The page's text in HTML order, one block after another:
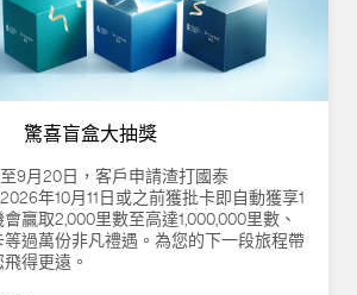
驚喜盲盒大抽獎
9月20日，客戶申請渣打國泰
年10月11日或之前獲批卡即自動獲享1
贏取2,000里數至高達1,000,000里數、
等過萬份非凡禮遇。為您的下一段旅程帶
得更遠。